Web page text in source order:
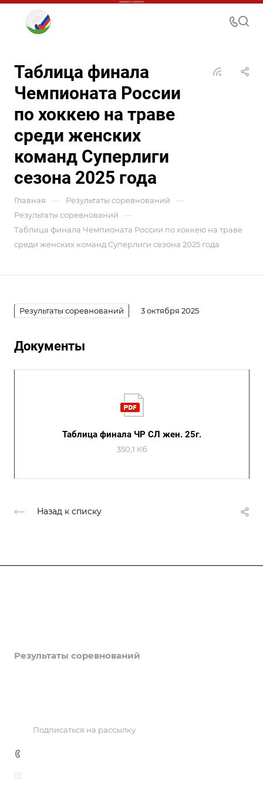
Таблица финала
Чемпионата России
по хоккею на траве
среди женских
команд Суперлиги
сезона 2025 года
Главная — Результаты соревнований —
Результаты соревнований —
Таблица финала Чемпионата России по хоккею на траве
среди женских команд Суперлиги сезона 2025 года
Результаты соревнований 3 октября 2025
Документы
Таблица финала ЧР СЛ жен. 25г.
350,1 Кб
Назад к списку
Результаты соревнований
Подписаться на рассылку